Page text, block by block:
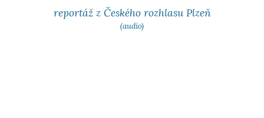
reportáž z Českého rozhlasu Plzeň
(audio)